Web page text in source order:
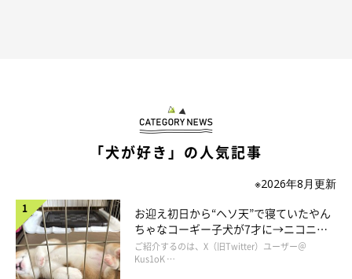
「犬が好き」の人気記事
※2026年8月更新
お迎え初日から“ヘソ天”で寝ていたやん
ちゃなコーギー子犬が7才に→ニコニ
コ“コーギースマイル”が魅力のコに成
長！
ご紹介するのは、X（旧Twitter）ユーザー＠
Kus1oK …